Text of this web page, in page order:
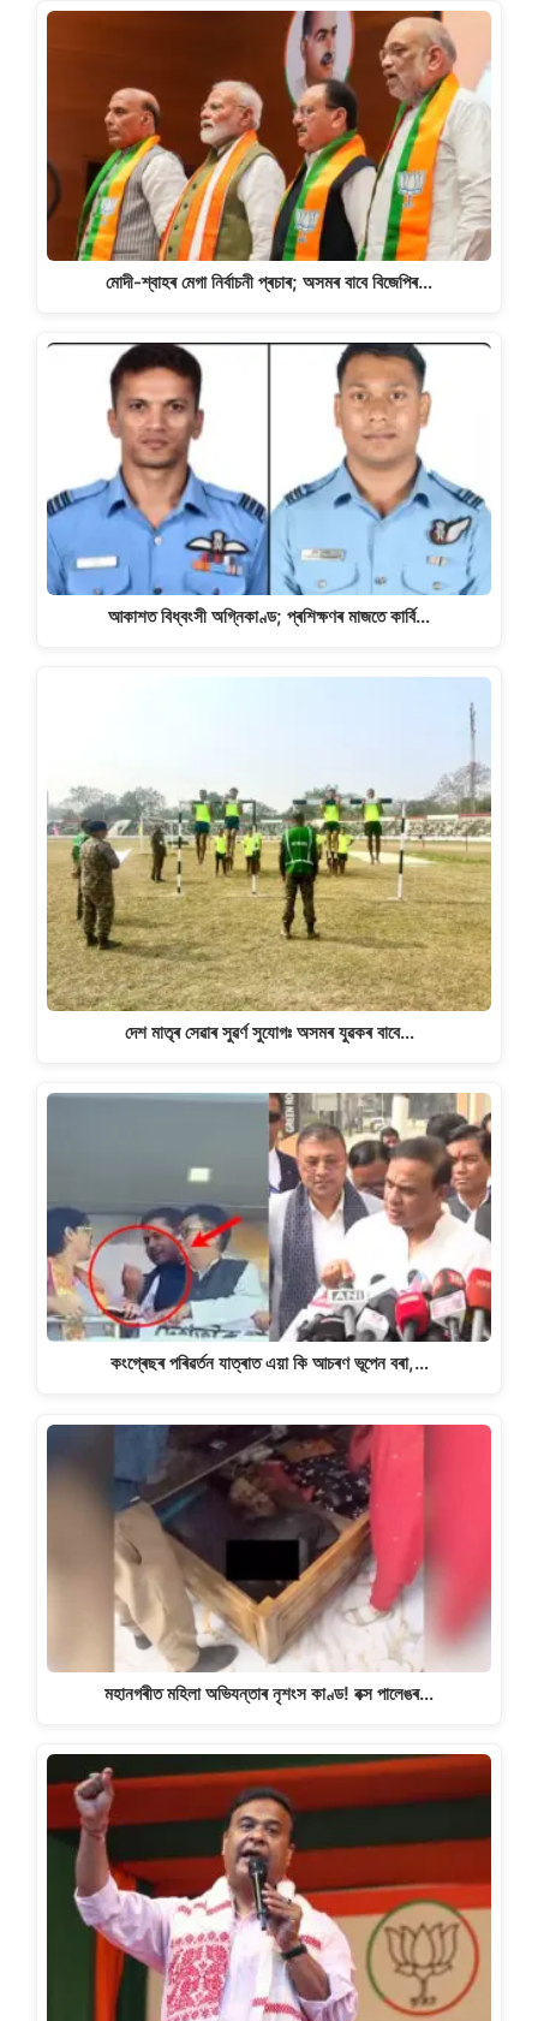
মোদী-শ্বাহৰ মেগা নিৰ্বাচনী প্ৰচাৰ; অসমৰ বাবে বিজেপিৰ…
আকাশত বিধ্বংসী অগ্নিকাণ্ড; প্ৰশিক্ষণৰ মাজতে কাৰ্বি…
দেশ মাতৃৰ সেৱাৰ সুৱৰ্ণ সুযোগঃ অসমৰ যুৱকৰ বাবে…
কংগ্ৰেছৰ পৰিৱৰ্তন যাত্ৰাত এয়া কি আচৰণ ভূপেন বৰা,…
মহানগৰীত মহিলা অভিযন্তাৰ নৃশংস কাণ্ড! বক্স পালেঙৰ…